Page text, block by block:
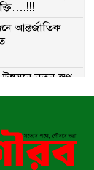
আন্তর্জাতিক
নতুন স্বপ্ন
বিরুদ্ধে
১ লাখ টাকা